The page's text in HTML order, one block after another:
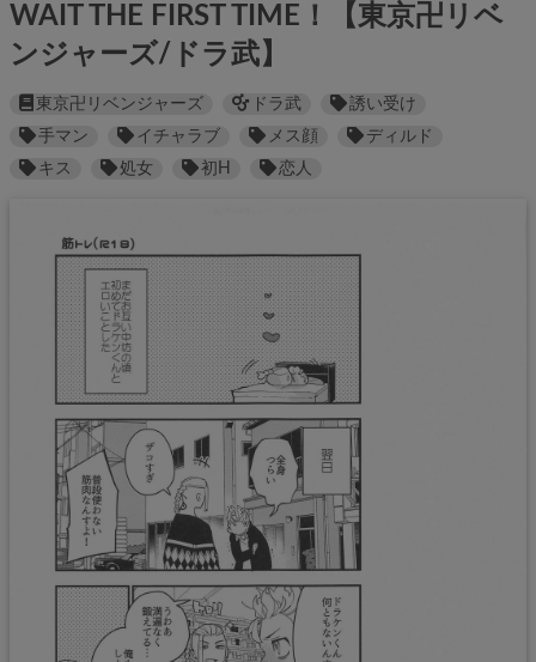
WAIT THE FIRST TIME！【東京卍リベ
ンジャーズ/ドラ武】
東京卍リベンジャーズ ドラ武
誘い受け
手マン
イチャラブ メス顔
ディルド
キス
処女 初H 恋人